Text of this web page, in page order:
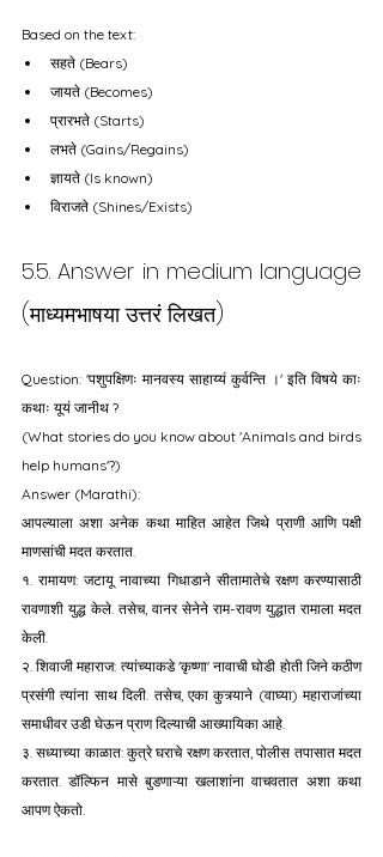
Based on the text:
सहते (Bears)
जायते (Becomes)
प्रारभते (Starts)
लभते (Gains/Regains)
ज्ञायते (Is known)
विराजते (Shines/Exists)
5.5. Answer in medium language
(माध्यमभाषया उत्तरं लिखत)
Question: 'पशुपक्षिणः मानवस्य साहाय्यं कुर्वन्ति ।' इति विषये काः
कथाः यूयं जानीथ ?
(What stories do you know about 'Animals and birds
help humans'?)
Answer (Marathi):
आपल्याला अशा अनेक कथा माहित आहेत जिथे प्राणी आणि पक्षी
माणसांची मदत करतात.
१. रामायण: जटायू नावाच्या गिधाडाने सीतामातेचे रक्षण करण्यासाठी
रावणाशी युद्ध केले. तसेच, वानर सेनेने राम-रावण युद्धात रामाला मदत
केली.
२. शिवाजी महाराज: त्यांच्याकडे 'कृष्णा' नावाची घोडी होती जिने कठीण
प्रसंगी त्यांना साथ दिली. तसेच, एका कुत्र्याने (वाघ्या) महाराजांच्या
समाधीवर उडी घेऊन प्राण दिल्याची आख्यायिका आहे.
३. सध्याच्या काळात: कुत्रे घराचे रक्षण करतात, पोलीस तपासात मदत
करतात. डॉल्फिन मासे बुडणाऱ्या खलाशांना वाचवतात अशा कथा
आपण ऐकतो.